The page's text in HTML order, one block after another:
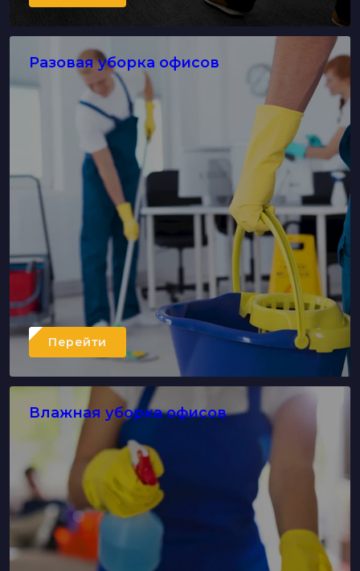
Разовая уборка офисов
Перейти
Влажная уборка офисов